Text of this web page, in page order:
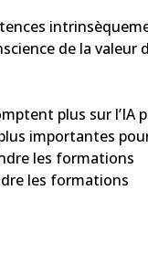
de la valeur
plus sur l’IA
importantes
les formations
les formations